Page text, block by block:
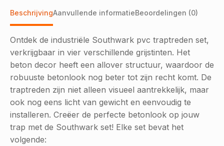
BeschrijvingAanvullende informatieBeoordelingen (0)
Ontdek de industriële Southwark pvc traptreden set,
verkrijgbaar in vier verschillende grijstinten. Het
beton decor heeft een allover structuur, waardoor de
robuuste betonlook nog beter tot zijn recht komt. De
traptreden zijn niet alleen visueel aantrekkelijk, maar
ook nog eens licht van gewicht en eenvoudig te
installeren. Creëer de perfecte betonlook op jouw
trap met de Southwark set! Elke set bevat het
volgende: